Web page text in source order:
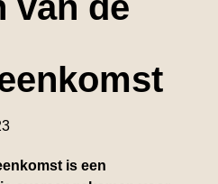
is een